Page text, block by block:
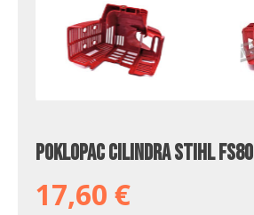
Poklopac cilindra Stihl FS80
17,60 €